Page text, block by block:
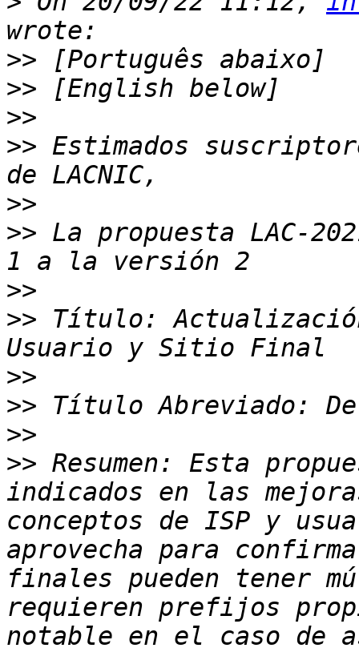
>>
>>
>>
>> Estimados
>>
>> La propuesta LAC-
>>
>> Título:
>>
>>
>>
>> Resumen: Esta
indicados en las
conceptos de ISP y
aprovecha para
finales pueden tener
requieren prefijos
notable en el caso de